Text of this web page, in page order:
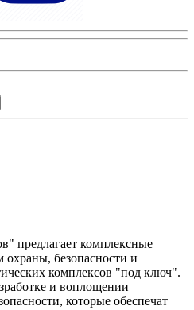
предлагает комплексные
безопасности и
комплексов "под ключ".
и воплощении
которые обеспечат